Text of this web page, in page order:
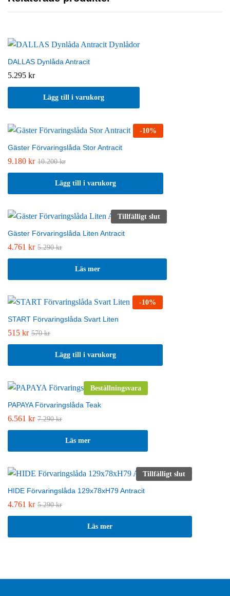
DALLAS Dynlåda Antracit
5.295 kr
Lägg till i varukorg
-10%
Gäster Förvaringslåda Stor Antracit
9.180 kr 10.200kr
Lägg till i varukorg
Tillfälligt slut
Gäster Förvaringslåda Liten Antracit
4.761 kr 5.290kr
Läs mer
-10%
START Förvaringslåda Svart Liten
515 kr 570kr
Lägg till i varukorg
Beställningsvara
PAPAYA Förvaringslåda Teak
6.561 kr 7.290kr
Läs mer
Tillfälligt slut
HIDE Förvaringslåda 129x78xH79 Antracit
4.761 kr 5.290kr
Läs mer